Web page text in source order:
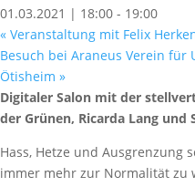
01.03.2021 | 18:00 - 19:00
« Veranstaltung mit Felix
Besuch bei Araneus Verein
Ötisheim »
Digitaler Salon mit der
der Grünen, Ricarda Lang und
Hass, Hetze und Ausgrenzung
immer mehr zur Normalität zu